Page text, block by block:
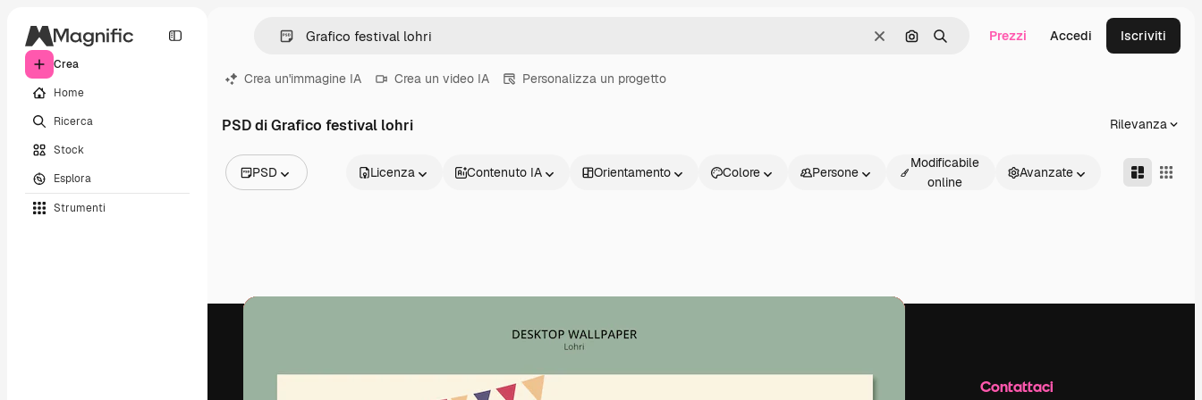
Crea
Home
Ricerca
Stock
Esplora
Strumenti
CancellaCerca per immagine
Ricerca Prezzi Accedi Iscriviti
Crea un'immagine IA Crea un video IA Personalizza un progetto
PSD di Grafico festival lohri Rilevanza
PSD
Video
Modelli 3D
Licenza Contenuto IA Orientamento Colore Persone
Modificabile
online
Avanzate
Contattaci